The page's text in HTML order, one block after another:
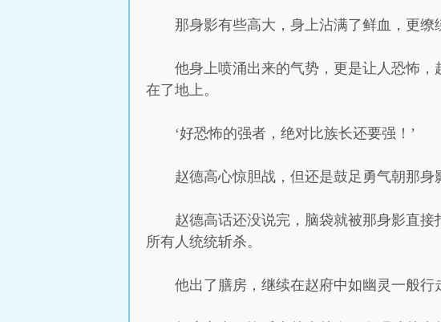
那身影有些高大，身上沾满了鲜血，更缭
他身上喷涌出来的气势，更是让人恐怖
在了地上。
‘好恐怖的强者，绝对比族长还要强！’
赵德高心惊胆战，但还是鼓足勇气朝那
赵德高话还没说完，脑袋就被那身影直
所有人统统斩杀。
他出了膳房，继续在赵府中如幽灵一般行